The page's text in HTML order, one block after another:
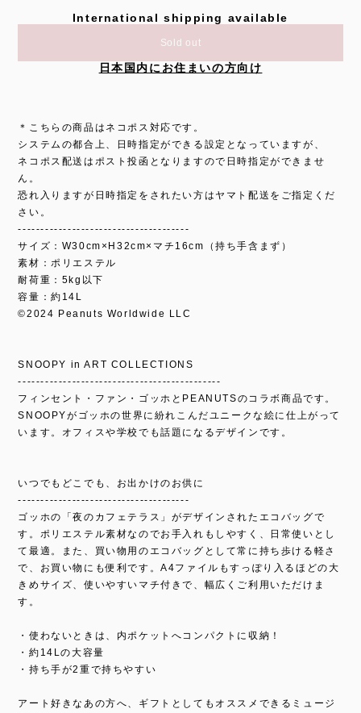
International shipping available
Sold out
日本国内にお住まいの方向け
＊こちらの商品はネコポス対応です。
システムの都合上、日時指定ができる設定となっていますが、
ネコポス配送はポスト投函となりますので日時指定ができませ
ん。
恐れ入りますが日時指定をされたい方はヤマト配送をご指定くだ
さい。
--------------------------------------
サイズ：W30cm×H32cm×マチ16cm（持ち手含まず）
素材：ポリエステル
耐荷重：5kg以下
容量：約14L
©︎2024 Peanuts Worldwide LLC
SNOOPY in ART COLLECTIONS
---------------------------------------------
フィンセント・ファン・ゴッホとPEANUTSのコラボ商品です。
SNOOPYがゴッホの世界に紛れこんだユニークな絵に仕上がって
います。オフィスや学校でも話題になるデザインです。
いつでもどこでも、お出かけのお供に
--------------------------------------
ゴッホの「夜のカフェテラス」がデザインされたエコバッグで
す。ポリエステル素材なのでお手入れもしやすく、日常使いとし
て最適。また、買い物用のエコバッグとして常に持ち歩ける軽さ
で、お買い物にも便利です。A4ファイルもすっぽり入るほどの大
きめサイズ、使いやすいマチ付きで、幅広くご利用いただけま
す。
・使わないときは、内ポケットへコンパクトに収納！
・約14Lの大容量
・持ち手が2重で持ちやすい
アート好きなあの方へ、ギフトとしてもオススメできるミュージ